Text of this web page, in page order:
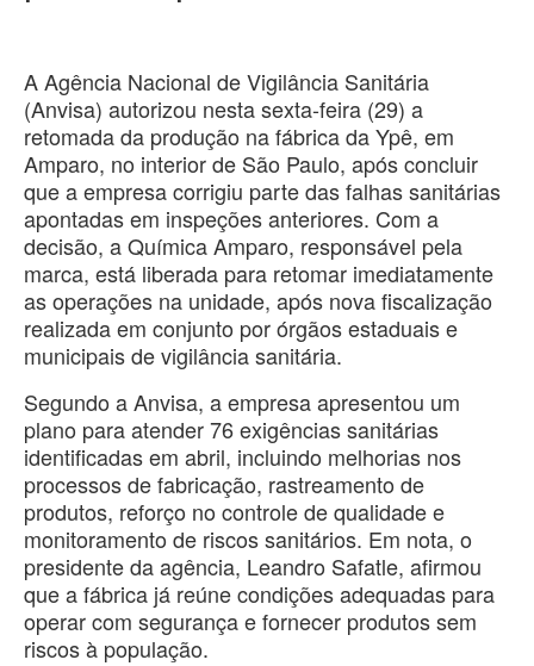
A Agência Nacional de Vigilância Sanitária
(Anvisa) autorizou nesta sexta-feira (29) a
retomada da produção na fábrica da Ypê, em
Amparo, no interior de São Paulo, após concluir
que a empresa corrigiu parte das falhas sanitárias
apontadas em inspeções anteriores. Com a
decisão, a Química Amparo, responsável pela
marca, está liberada para retomar imediatamente
as operações na unidade, após nova fiscalização
realizada em conjunto por órgãos estaduais e
municipais de vigilância sanitária.
Segundo a Anvisa, a empresa apresentou um
plano para atender 76 exigências sanitárias
identificadas em abril, incluindo melhorias nos
processos de fabricação, rastreamento de
produtos, reforço no controle de qualidade e
monitoramento de riscos sanitários. Em nota, o
presidente da agência, Leandro Safatle, afirmou
que a fábrica já reúne condições adequadas para
operar com segurança e fornecer produtos sem
riscos à população.